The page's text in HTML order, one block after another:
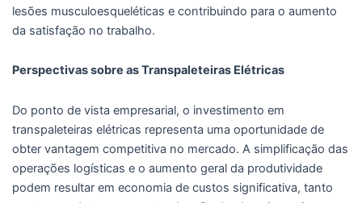
lesões musculoesqueléticas e contribuindo para o aumento
da satisfação no trabalho.
Perspectivas sobre as Transpaleteiras Elétricas
Do ponto de vista empresarial, o investimento em
transpaleteiras elétricas representa uma oportunidade de
obter vantagem competitiva no mercado. A simplificação das
operações logísticas e o aumento geral da produtividade
podem resultar em economia de custos significativa, tanto